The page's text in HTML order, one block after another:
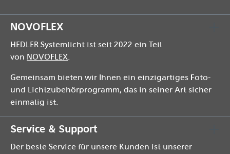
NOVOFLEX
HEDLER Systemlicht ist seit 2022 ein Teil
von NOVOFLEX.
Gemeinsam bieten wir Ihnen ein einzigartiges Foto-
und Lichtzubehörprogramm, das in seiner Art sicher
einmalig ist.
Service & Support
Der beste Service für unsere Kunden ist unserer